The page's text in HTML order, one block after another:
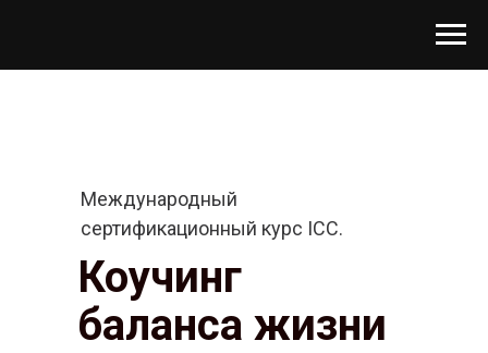
Международный
сертификационный курс ICC.
Коучинг
баланса жизни